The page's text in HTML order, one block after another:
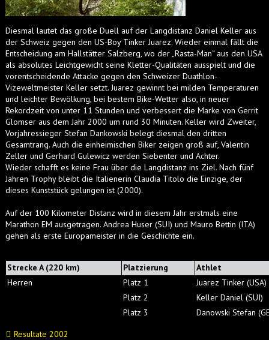
Diesmal lautet das große Duell auf der Langdistanz Daniel Keller aus
der Schweiz gegen den US-Boy Tinker Juarez. Wieder einmal fällt die
Entscheidung am Hallstätter Salzberg, wo der „Rasta-Man“ aus den USA
als absolutes Leichtgewicht seine Kletter-Qualitäten ausspielt und die
vorentscheidende Attacke gegen den Schweizer Duathlon-
Vizeweltmeister Keller setzt. Juarez gewinnt bei milden Temperaturen
und leichter Bewölkung, bei bestem Bike-Wetter also, in neuer
Rekordzeit von unter 11 Stunden und verbessert die Marke von Gerrit
Glomser aus dem Jahr 2000 um rund 30 Minuten. Keller wird Zweiter,
Vorjahressieger Stefan Dankowski belegt diesmal den dritten
Gesamtrang. Auch die einheimischen Biker zeigen groß auf, Valentin
Zeller und Gerhard Gulewicz werden Siebenter und Achter.
Wieder schafft es keine Frau über die Langdistanz ins Ziel. Nach fünf
Jahren Trophy bleibt die Italienerin Claudia Titolo die Einzige, der
dieses Kunststück gelungen ist (2000).
Auf der 100 Kilometer Distanz wird in diesem Jahr erstmals eine
Marathon EM ausgetragen. Andrea Huser (SUI) und Mauro Bettin (ITA)
gehen als erste Europameister in die Geschichte ein.
Strecke A (220 km) Platzierung
Athlet
Herren
Platz 1
Juarez Tinker (USA)
Platz 2
Keller Daniel (SUI)
Platz 3
Danowski Stefan
Resultate 2002